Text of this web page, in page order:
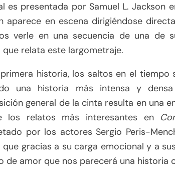
es presentada por Samuel L. Jackson
aparece en escena dirigiéndose
verle en una secuencia de una de
que relata este largometraje.
historia, los saltos en el
una historia más intensa y
general de la cinta resulta en una
los relatos más interesantes en
por los actores Sergio Peris-
que gracias a su carga emocional y a
de amor que nos parecerá una historia